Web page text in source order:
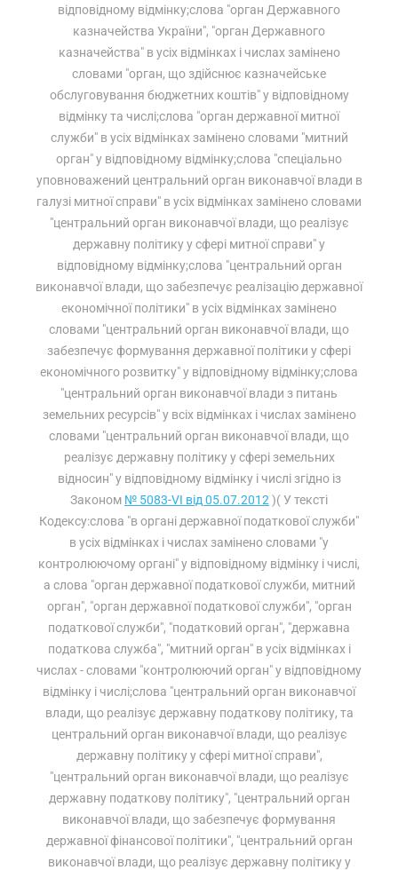
відповідному відмінку;слова "орган Державного
казначейства України", "орган Державного
казначейства" в усіх відмінках і числах замінено
словами "орган, що здійснює казначейське
обслуговування бюджетних коштів" у відповідному
відмінку та числі;слова "орган державної митної
служби" в усіх відмінках замінено словами "митний
орган" у відповідному відмінку;слова "спеціально
уповноважений центральний орган виконавчої влади в
галузі митної справи" в усіх відмінках замінено словами
"центральний орган виконавчої влади, що реалізує
державну політику у сфері митної справи" у
відповідному відмінку;слова "центральний орган
виконавчої влади, що забезпечує реалізацію державної
економічної політики" в усіх відмінках замінено
словами "центральний орган виконавчої влади, що
забезпечує формування державної політики у сфері
економічного розвитку" у відповідному відмінку;слова
"центральний орган виконавчої влади з питань
земельних ресурсів" у всіх відмінках і числах замінено
словами "центральний орган виконавчої влади, що
реалізує державну політику у сфері земельних
відносин" у відповідному відмінку і числі згідно із
Законом № 5083-VI від 05.07.2012 )( У тексті
Кодексу:слова "в органі державної податкової служби"
в усіх відмінках і числах замінено словами "у
контролюючому органі" у відповідному відмінку і числі,
а слова "орган державної податкової служби, митний
орган", "орган державної податкової служби", "орган
податкової служби", "податковий орган", "державна
податкова служба", "митний орган" в усіх відмінках і
числах - словами "контролюючий орган" у відповідному
відмінку і числі;слова "центральний орган виконавчої
влади, що реалізує державну податкову політику, та
центральний орган виконавчої влади, що реалізує
державну політику у сфері митної справи",
"центральний орган виконавчої влади, що реалізує
державну податкову політику", "центральний орган
виконавчої влади, що забезпечує формування
державної фінансової політики", "центральний орган
виконавчої влади, що реалізує державну політику у